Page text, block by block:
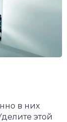
в них
этой